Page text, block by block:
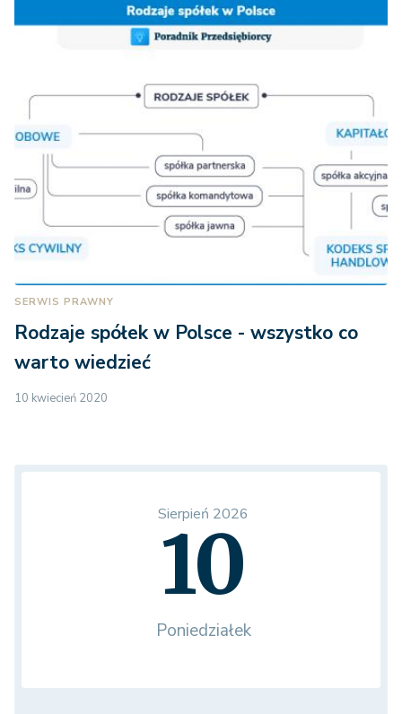
SERWIS PRAWNY
Rodzaje spółek w Polsce - wszystko co
warto wiedzieć
10 kwiecień 2020
Sierpień 2026
10
Poniedziałek